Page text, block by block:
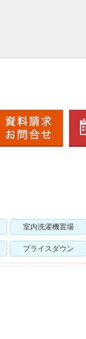
室内洗濯機置場
プライスダウン